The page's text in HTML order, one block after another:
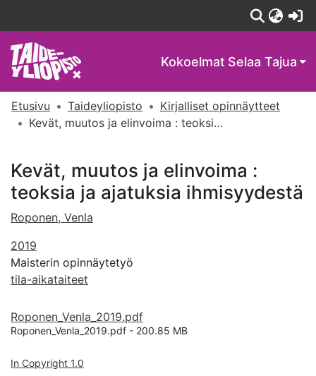
Kokoelmat Selaa Tajua
Etusivu Taideyliopisto
Kirjalliset opinnäytteet
Kevät, muutos ja elinvoima : teoksia ja ajatuksia ihmisyydestä
Kevät, muutos ja elinvoima :
teoksia ja ajatuksia ihmisyydestä
Roponen, Venla
2019
Maisterin opinnäytetyö
tila-aikataiteet
Roponen_Venla_2019.pdf
Roponen_Venla_2019.pdf - 200.85 MB
In Copyright 1.0